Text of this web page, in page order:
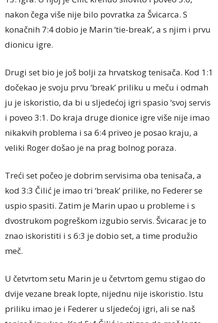
nakon čega više nije bilo povratka za Švicarca. S
konačnih 7:4 dobio je Marin ‘tie-break’, a s njim i prvu
dionicu igre.
Drugi set bio je još bolji za hrvatskog tenisača. Kod 1:1
dočekao je svoju prvu ‘break’ priliku u meču i odmah
ju je iskoristio, da bi u sljedećoj igri spasio ‘svoj servis
i poveo 3:1. Do kraja druge dionice igre više nije imao
nikakvih problema i sa 6:4 priveo je posao kraju, a
veliki Roger došao je na prag bolnog poraza.
Treći set počeo je dobrim servisima oba tenisača, a
kod 3:3 Čilić je imao tri ‘break’ prilike, no Federer se
uspio spasiti. Zatim je Marin upao u probleme i s
dvostrukom pogreškom izgubio servis. Švicarac je to
znao iskoristiti i s 6:3 je dobio set, a time produžio
meč.
U četvrtom setu Marin je u četvrtom gemu stigao do
dvije vezane break lopte, nijednu nije iskoristio. Istu
priliku imao je i Federer u sljedećoj igri, ali se naš